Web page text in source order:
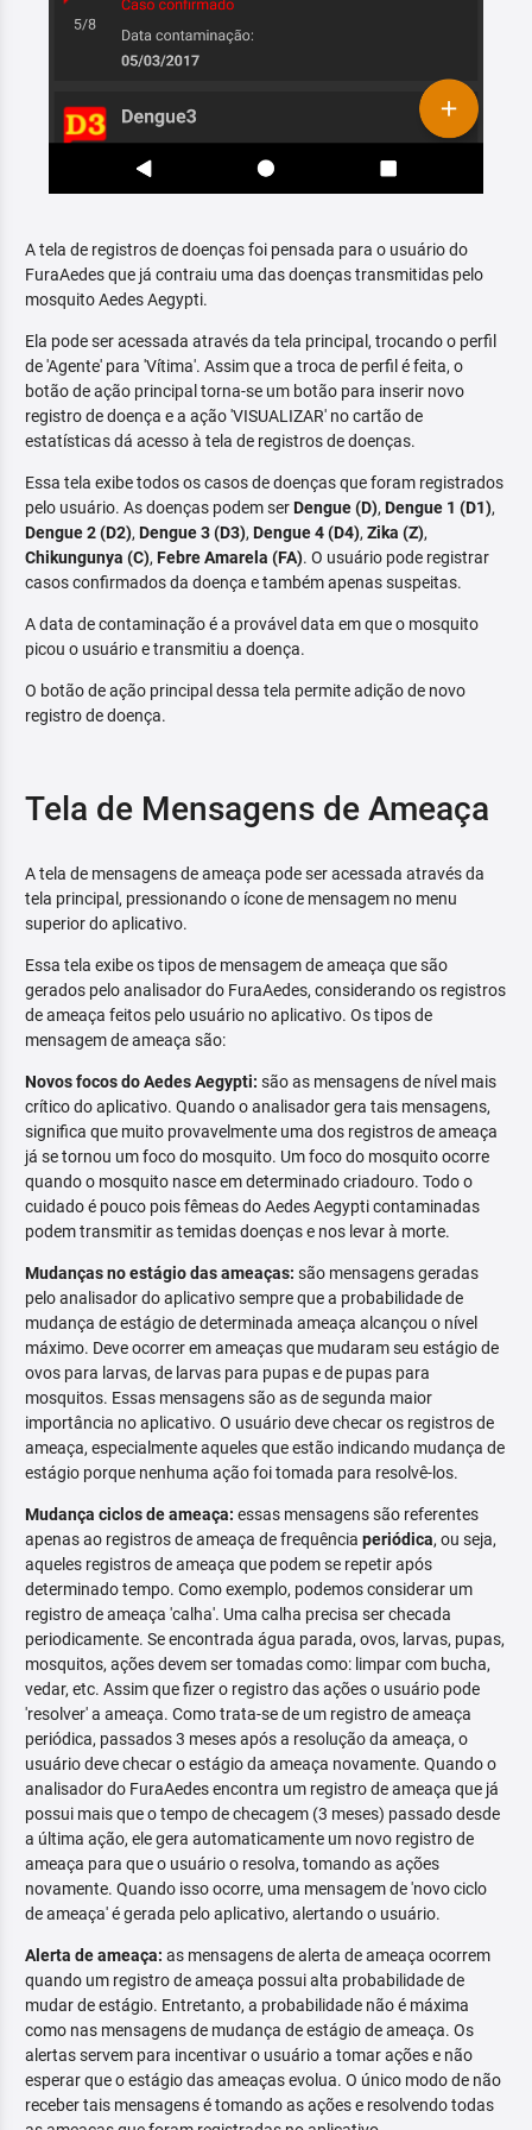
A tela de registros de doenças foi pensada para o usuário do
FuraAedes que já contraiu uma das doenças transmitidas pelo
mosquito Aedes Aegypti.
Ela pode ser acessada através da tela principal, trocando o perfil
de 'Agente' para 'Vítima'. Assim que a troca de perfil é feita, o
botão de ação principal torna-se um botão para inserir novo
registro de doença e a ação 'VISUALIZAR' no cartão de
estatísticas dá acesso à tela de registros de doenças.
Essa tela exibe todos os casos de doenças que foram registrados
pelo usuário. As doenças podem serDengue (D), Dengue 1 (D1),
Dengue 2 (D2), Dengue 3 (D3), Dengue 4 (D4), Zika (Z),
Chikungunya (C), Febre Amarela (FA). O usuário pode registrar
casos confirmados da doença e também apenas suspeitas.
A data de contaminação é a provável data em que o mosquito
picou o usuário e transmitiu a doença.
O botão de ação principal dessa tela permite adição de novo
registro de doença.
Tela de Mensagens de Ameaça
A tela de mensagens de ameaça pode ser acessada através da
tela principal, pressionando o ícone de mensagem no menu
superior do aplicativo.
Essa tela exibe os tipos de mensagem de ameaça que são
gerados pelo analisador do FuraAedes, considerando os registros
de ameaça feitos pelo usuário no aplicativo. Os tipos de
mensagem de ameaça são:
Novos focos do Aedes Aegypti: são as mensagens de nível mais
crítico do aplicativo. Quando o analisador gera tais mensagens,
significa que muito provavelmente uma dos registros de ameaça
já se tornou um foco do mosquito. Um foco do mosquito ocorre
quando o mosquito nasce em determinado criadouro. Todo o
cuidado é pouco pois fêmeas do Aedes Aegypti contaminadas
podem transmitir as temidas doenças e nos levar à morte.
Mudanças no estágio das ameaças: são mensagens geradas
pelo analisador do aplicativo sempre que a probabilidade de
mudança de estágio de determinada ameaça alcançou o nível
máximo. Deve ocorrer em ameaças que mudaram seu estágio de
ovos para larvas, de larvas para pupas e de pupas para
mosquitos. Essas mensagens são as de segunda maior
importância no aplicativo. O usuário deve checar os registros de
ameaça, especialmente aqueles que estão indicando mudança de
estágio porque nenhuma ação foi tomada para resolvê-los.
Mudança ciclos de ameaça: essas mensagens são referentes
apenas ao registros de ameaça de frequência periódica, ou seja,
aqueles registros de ameaça que podem se repetir após
determinado tempo. Como exemplo, podemos considerar um
registro de ameaça 'calha'. Uma calha precisa ser checada
periodicamente. Se encontrada água parada, ovos, larvas, pupas,
mosquitos, ações devem ser tomadas como: limpar com bucha,
vedar, etc. Assim que fizer o registro das ações o usuário pode
'resolver' a ameaça. Como trata-se de um registro de ameaça
periódica, passados 3 meses após a resolução da ameaça, o
usuário deve checar o estágio da ameaça novamente. Quando o
analisador do FuraAedes encontra um registro de ameaça que já
possui mais que o tempo de checagem (3 meses) passado desde
a última ação, ele gera automaticamente um novo registro de
ameaça para que o usuário o resolva, tomando as ações
novamente. Quando isso ocorre, uma mensagem de 'novo ciclo
de ameaça' é gerada pelo aplicativo, alertando o usuário.
Alerta de ameaça: as mensagens de alerta de ameaça ocorrem
quando um registro de ameaça possui alta probabilidade de
mudar de estágio. Entretanto, a probabilidade não é máxima
como nas mensagens de mudança de estágio de ameaça. Os
alertas servem para incentivar o usuário a tomar ações e não
esperar que o estágio das ameaças evolua. O único modo de não
receber tais mensagens é tomando as ações e resolvendo todas